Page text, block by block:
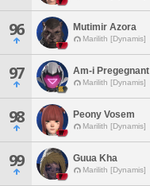
96 Mutimir Azora
Marilith [Dynamis]
97 Am-i Pregegnant
Marilith [Dynamis]
98 Peony Vosem
Marilith [Dynamis]
99 Guua Kha
Marilith [Dynamis]